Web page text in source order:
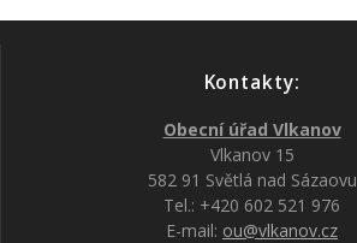
Kontakty:
Obecní úřad Vlkanov
Vlkanov 15
582 91 Světlá nad Sázaovu
Tel.: +420 602 521 976
E-mail: ou@vlkanov.cz